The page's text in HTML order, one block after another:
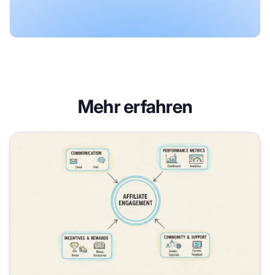
Mehr erfahren
Wie Sie Affiliates engagiert und motiviert halten